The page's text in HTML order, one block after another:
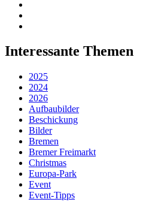
Interessante Themen
2025
2024
2026
Aufbaubilder
Beschickung
Bilder
Bremen
Bremer Freimarkt
Christmas
Europa-Park
Event
Event-Tipps